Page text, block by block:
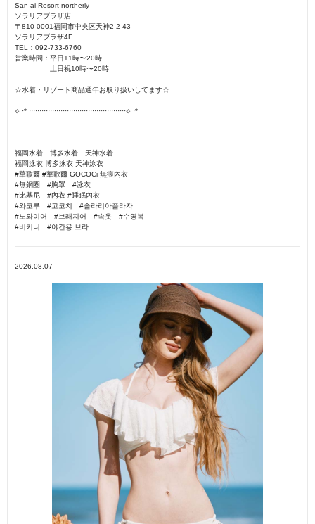
San-ai Resort northerly
ソラリアプラザ店
〒810-0001福岡市中央区天神2-2-43
ソラリアプラザ4F
TEL：092-733-6760
営業時間：平日11時〜20時
土日祝10時〜20時
☆水着・リゾート商品通年お取り扱いしてます☆
⟡.·*.··············································⟡.·*.
福岡水着 博多水着 天神水着
福岡泳衣 博多泳衣 天神泳衣
#華歌爾 #華歌爾 GOCOCi 無痕內衣
#無鋼圈 #胸罩 #泳衣
#比基尼 #內衣 #睡眠內衣
#와코루 #고코치 #솔라리아플라자
#노와이어 #브래지어 #속옷 #수영복
#비키니 #야간용 브라
2026.08.07